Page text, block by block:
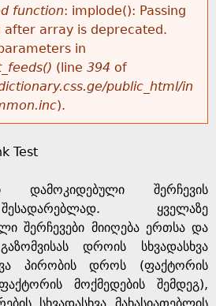
function: implode(): Passing
after array is deprecated.
in
(line 394 of
public_html/in
).
Test
დამოკიდებული შერჩევის
ყველაზე
შერჩევები მიიღება ერთსა და
დროის სხვადასხვა
პირობის დროს (ფაქტორის
მოქმედების შემდეგ),